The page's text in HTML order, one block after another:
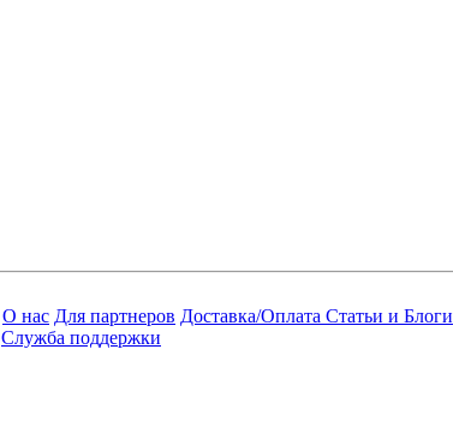
О нас Для партнеров Доставка/Оплата Статьи и Блоги
Служба поддержки